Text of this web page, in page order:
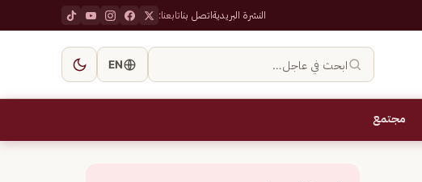
النشرة البريديةاتصل بناتابعنا:
ابحث في عاجل… EN
مجتمع